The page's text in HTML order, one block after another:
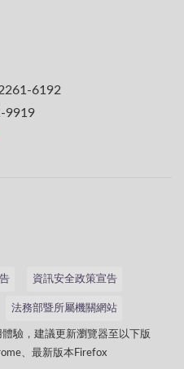
6192
9919
資訊安全政策宣告
法務部暨所屬機關網站
驗，建議更新瀏覽器至以下版
、最新版本Firefox